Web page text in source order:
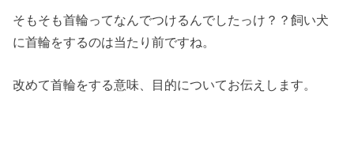
そもそも首輪ってなんでつけるんでしたっけ？？飼い犬
に首輪をするのは当たり前ですね。
改めて首輪をする意味、目的についてお伝えします。